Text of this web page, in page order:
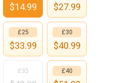
$14.99 $27.99
£25
$33.99
£30
$40.99
£35 £40